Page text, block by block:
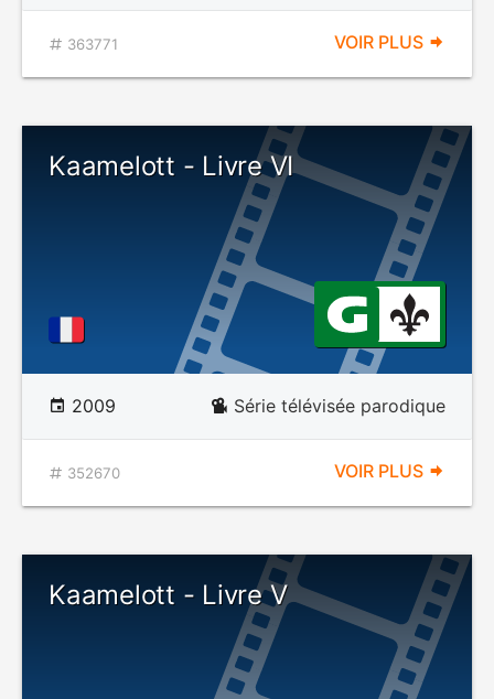
363771 VOIR PLUS
Kaamelott - Livre VI
2009 Série télévisée parodique
352670 VOIR PLUS
Kaamelott - Livre V